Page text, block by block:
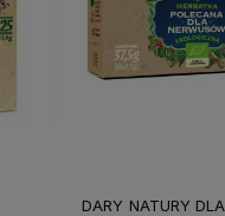
DARY NATURY DLA